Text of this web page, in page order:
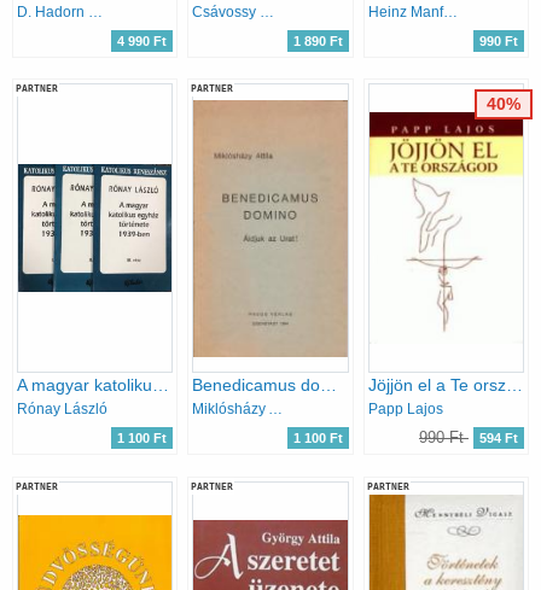
D. Hadorn Vilmos
4 990 Ft
Csávossy Elemér
1 890 Ft
Heinz Manfred Schulz
990 Ft
PARTNER
A magyar katolikus egyház története 1939-ben I-III.
Rónay László
1 100 Ft
PARTNER
Benedicamus domino Áldjuk az Urat!
Miklósházy Attila
1 100 Ft
Jöjjön el a Te országod
Papp Lajos
990 Ft 594 Ft
40%
PARTNER PARTNER PARTNER